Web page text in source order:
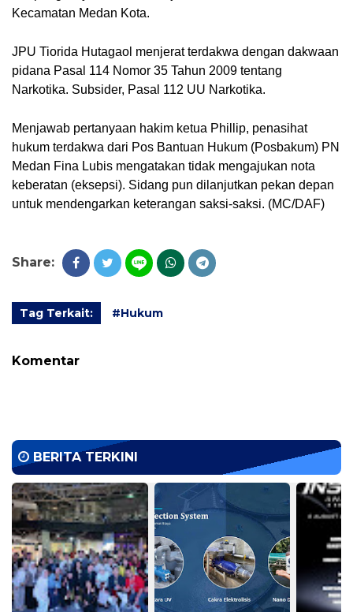
Kecamatan Medan Kota.
JPU Tiorida Hutagaol menjerat terdakwa dengan dakwaan
pidana Pasal 114 Nomor 35 Tahun 2009 tentang
Narkotika. Subsider, Pasal 112 UU Narkotika.
Menjawab pertanyaan hakim ketua Phillip, penasihat
hukum terdakwa dari Pos Bantuan Hukum (Posbakum) PN
Medan Fina Lubis mengatakan tidak mengajukan nota
keberatan (eksepsi). Sidang pun dilanjutkan pekan depan
untuk mendengarkan keterangan saksi-saksi. (MC/DAF)
Share:
Tag Terkait: #Hukum
Komentar
BERITA TERKINI